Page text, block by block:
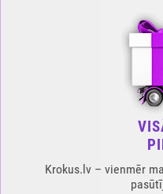
Krokus.lv – vienmēr